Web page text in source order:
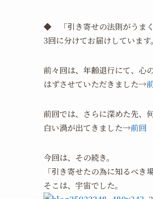
◆ 「引き寄せの法則がうまく
3回に分けてお届けしています。
前々回は、年齢退行にて、心
はずさせていただきました→
前回では、さらに深めた先、
白い渦が出てきました→前回
今回は、その続き。
「引き寄せたの為に知るべき
そこは、宇宙でした。